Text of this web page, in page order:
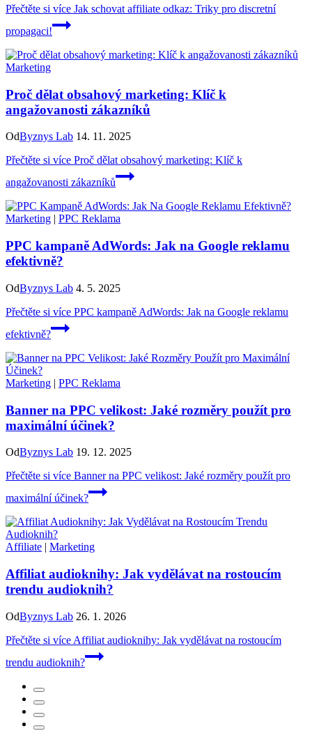
Přečtěte si více Jak schovat affiliate odkaz: Triky pro discretní
propagaci!
Marketing
Proč dělat obsahový marketing: Klíč k
angažovanosti zákazníků
OdByznys Lab 14. 11. 2025
Přečtěte si více Proč dělat obsahový marketing: Klíč k
angažovanosti zákazníků
Marketing | PPC Reklama
PPC kampaně AdWords: Jak na Google reklamu
efektivně?
OdByznys Lab 4. 5. 2025
Přečtěte si více PPC kampaně AdWords: Jak na Google reklamu
efektivně?
Marketing | PPC Reklama
Banner na PPC velikost: Jaké rozměry použít pro
maximální účinek?
OdByznys Lab 19. 12. 2025
Přečtěte si více Banner na PPC velikost: Jaké rozměry použít pro
maximální účinek?
Affiliate | Marketing
Affiliat audioknihy: Jak vydělávat na rostoucím
trendu audioknih?
OdByznys Lab 26. 1. 2026
Přečtěte si více Affiliat audioknihy: Jak vydělávat na rostoucím
trendu audioknih?